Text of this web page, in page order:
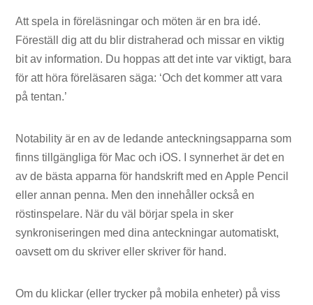
Att spela in föreläsningar och möten är en bra idé.
Föreställ dig att du blir distraherad och missar en viktig
bit av information. Du hoppas att det inte var viktigt, bara
för att höra föreläsaren säga: ‘Och det kommer att vara
på tentan.’
Notability är en av de ledande anteckningsapparna som
finns tillgängliga för Mac och iOS. I synnerhet är det en
av de bästa apparna för handskrift med en Apple Pencil
eller annan penna. Men den innehåller också en
röstinspelare. När du väl börjar spela in sker
synkroniseringen med dina anteckningar automatiskt,
oavsett om du skriver eller skriver för hand.
Om du klickar (eller trycker på mobila enheter) på viss